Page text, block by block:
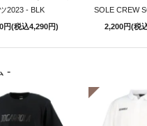
ツ2023 - BLK
円(税込4,290円)
SOLE CREW
2,200円(税
-